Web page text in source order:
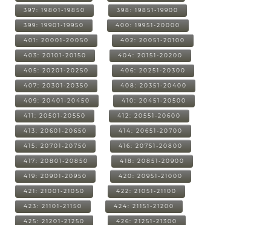
397: 19801-19850 398: 19851-19900
399: 19901-19950 400: 19951-20000
401: 20001-20050 402: 20051-20100
403: 20101-20150 404: 20151-20200
405: 20201-20250 406: 20251-20300
407: 20301-20350 408: 20351-20400
409: 20401-20450 410: 20451-20500
411: 20501-20550 412: 20551-20600
413: 20601-20650 414: 20651-20700
415: 20701-20750 416: 20751-20800
417: 20801-20850 418: 20851-20900
419: 20901-20950 420: 20951-21000
421: 21001-21050 422: 21051-21100
423: 21101-21150 424: 21151-21200
425: 21201-21250 426: 21251-21300